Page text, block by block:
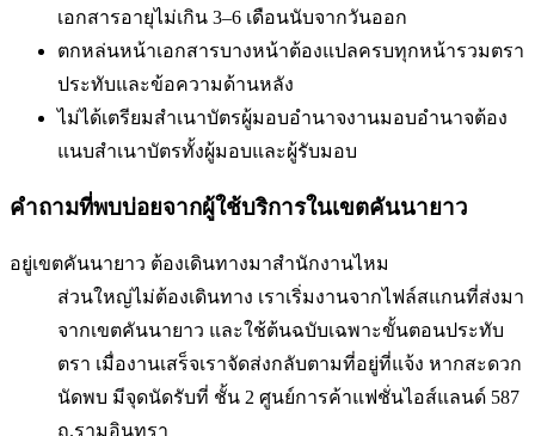
เอกสารอายุไม่เกิน 3–6 เดือนนับจากวันออก
ตกหล่นหน้าเอกสารบางหน้าต้องแปลครบทุกหน้ารวมตรา
ประทับและข้อความด้านหลัง
ไม่ได้เตรียมสำเนาบัตรผู้มอบอำนาจงานมอบอำนาจต้อง
แนบสำเนาบัตรทั้งผู้มอบและผู้รับมอบ
คำถามที่พบบ่อยจากผู้ใช้บริการในเขตคันนายาว
อยู่เขตคันนายาว ต้องเดินทางมาสำนักงานไหม
ส่วนใหญ่ไม่ต้องเดินทาง เราเริ่มงานจากไฟล์สแกนที่ส่งมา
จากเขตคันนายาว และใช้ต้นฉบับเฉพาะขั้นตอนประทับ
ตรา เมื่องานเสร็จเราจัดส่งกลับตามที่อยู่ที่แจ้ง หากสะดวก
นัดพบ มีจุดนัดรับที่ ชั้น 2 ศูนย์การค้าแฟชั่นไอส์แลนด์ 587
ถ.รามอินทรา